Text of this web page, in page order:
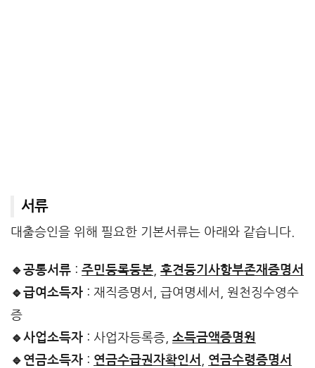
서류
대출승인을 위해 필요한 기본서류는 아래와 같습니다.
🔹공통서류 : 주민등록등본 후견등기사항부존재증명서
🔹급여소득자 : 재직증명서, 급여명세서, 원천징수영수
증
🔹사업소득자 : 사업자등록증, 소득금액증명원
🔹연금소득자 : 연금수급권자확인서 연금수령증명서